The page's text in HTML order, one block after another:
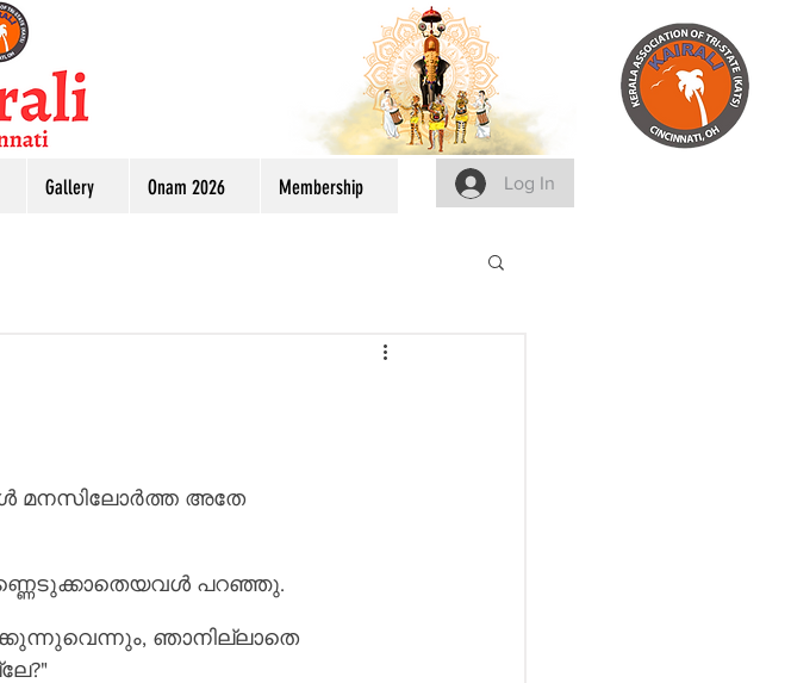
Gallery Onam 2026 Membership Log In
മനസിലോർത്ത അതേ
പറഞ്ഞു.
ഞാനില്ലാതെ